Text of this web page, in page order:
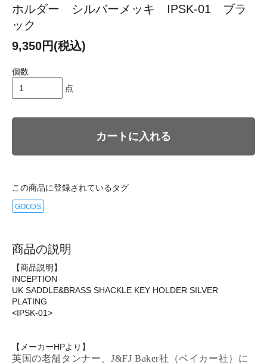
ホルダー シルバーメッキ IPSK-01 ブラ
ック
9,350円(税込)
個数
点
カートに入れる
この商品に登録されているタグ
GOODS
商品の説明
【商品説明】
INCEPTION
UK SADDLE&BRASS SHACKLE KEY HOLDER SILVER
PLATING
<IPSK-01>
【メーカーHPより】
英国の老舗タンナー、J&FJ Baker社（ベイカー社）に